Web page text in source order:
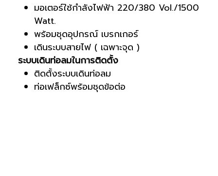
มอเตอร์ใช้กำลังไฟฟ้า 220/380 Vol./1500
Watt.
พร้อมชุดอุปกรณ์ เบรกเกอร์
เดินระบบสายไฟ ( เฉพาะจุด )
ระบบเดินท่อลมในการติดตั้ง
ติดตั้งระบบเดินท่อลม
ท่อเฟล็กซ์พร้อมชุดข้อต่อ